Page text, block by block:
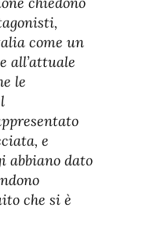
come un
all’attuale
le
e
abbiano dato
che si è